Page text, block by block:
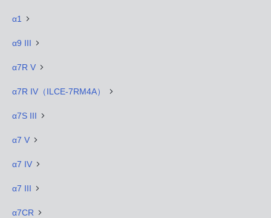
α1
α9 III
α7R V
α7R IV（ILCE-7RM4A）
α7S III
α7 V
α7 IV
α7 III
α7CR